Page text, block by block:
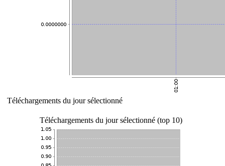
Téléchargements du jour sélectionné
Téléchargements du jour sélectionné (top 10)